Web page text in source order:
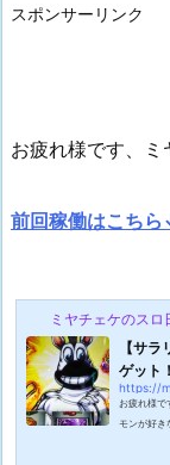
スポンサーリンク
お疲れ様です、ミ
前回稼働はこち
ミヤチェケのスロ
【サ
ゲット
https://
お疲れ様で
モンが好き